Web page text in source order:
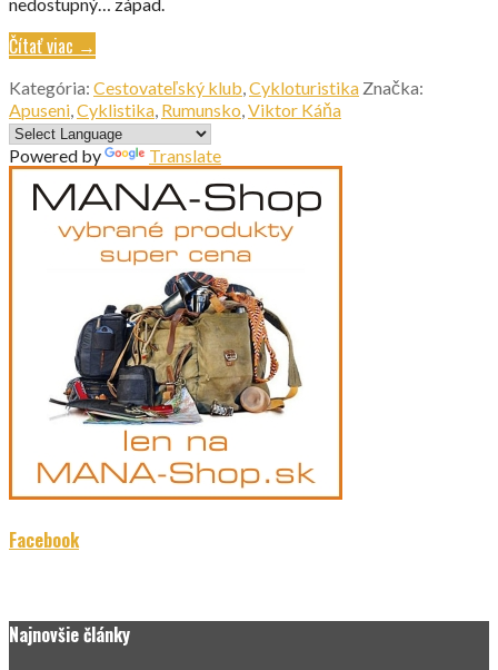
Čítať viac →
Kategória: Cestovateľský klub Cykloturistika Značka:
Apuseni Cyklistika Rumunsko Viktor Káňa
Powered by Translate
Facebook
Najnovšie články